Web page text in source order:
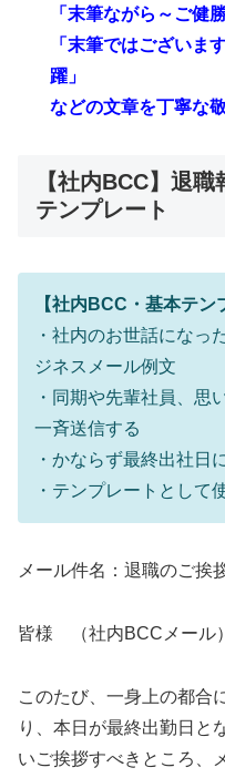
「末筆ながら～ご健
「末筆ではございま
躍」
などの文章を丁寧な
【社内BCC】退
テンプレート
【社内BCC・基本テン
・社内のお世話になっ
ジネスメール例文
・同期や先輩社員、思
一斉送信する
・かならず最終出社日
・テンプレートとして
メール件名：退職のご挨
皆様 （社内BCCメール）
このたび、一身上の都合
り、本日が最終出勤日と
いご挨拶すべきところ、